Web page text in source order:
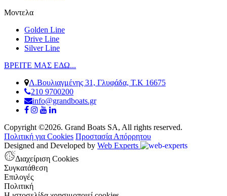
Μοντελα
Golden Line
Drive Line
Silver Line
ΒΡΕΙΤΕ ΜΑΣ ΕΔΩ...
Λ.Βουλιαγμένης 31, Γλυφάδα, Τ.Κ 16675
210 9700200
info@grandboats.gr
Copyright ©2026. Grand Boats SA, All rights reserved.
Πολιτική για Cookies Προστασία Απόρρητου
Designed and Developed by Web Experts
Διαχείριση Cookies
Συγκατάθεση
Επιλογές
Πολιτική